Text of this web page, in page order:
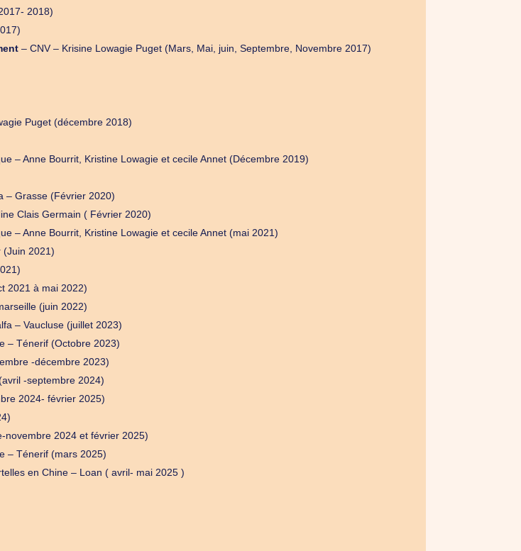
2018)
– CNV – Krisine Lowagie Puget (Mars, Mai, juin, Septembre, Novembre 2017)
Puget (décembre 2018)
– Anne Bourrit, Kristine Lowagie et cecile Annet (Décembre 2019)
– Grasse (Février 2020)
Clais Germain ( Février 2020)
– Anne Bourrit, Kristine Lowagie et cecile Annet (mai 2021)
(Juin 2021)
2021 à mai 2022)
(juin 2022)
– Vaucluse (juillet 2023)
– Ténerif (Octobre 2023)
-décembre 2023)
-septembre 2024)
2024- février 2025)
novembre 2024 et février 2025)
– Ténerif (mars 2025)
en Chine – Loan ( avril- mai 2025 )